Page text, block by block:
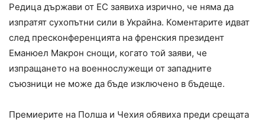
Редица държави от ЕС заявиха изрично, че няма да
изпратят сухопътни сили в Украйна. Коментарите идват
след пресконференцията на френския президент
Еманюел Макрон снощи, когато той заяви, че
изпращането на военнослужещи от западните
съюзници не може да бъде изключено в бъдеще.
Премиерите на Полша и Чехия обявиха преди срещата